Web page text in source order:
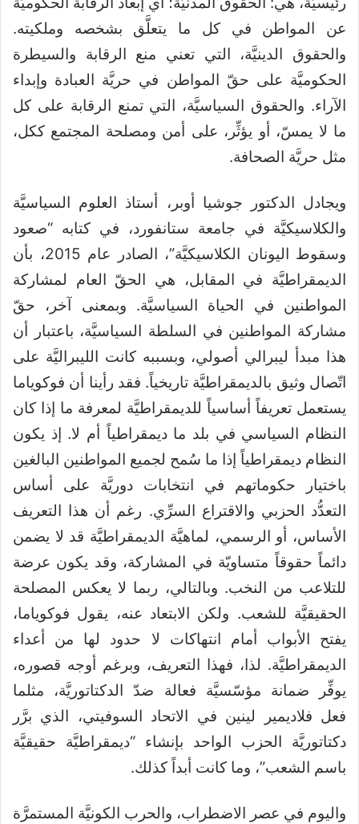
عن المواطن في كل ما يتعلَّق بشخصه وملكيته.
والحقوق الدينيَّة، التي تعني منع الرقابة والسيطرة
الحكوميَّة على حقّ المواطن في حريَّة العبادة وإبداء
الآراء. والحقوق السياسيَّة، التي تمنع الرقابة على كل
ما لا يمسّ، أو يؤثِّر، على أمن ومصلحة المجتمع ككل،
مثل حريَّة الصحافة.
ويجادل الدكتور جوشيا أوبر، أستاذ العلوم السياسيَّة
والكلاسيكيَّة في جامعة ستانفورد، في كتابه “صعود
وسقوط اليونان الكلاسيكيَّة”، الصادر عام 2015، بأن
الديمقراطيَّة في المقابل، هي الحقّ العام لمشاركة
المواطنين في الحياة السياسيَّة. وبمعنى آخر، حقّ
مشاركة المواطنين في السلطة السياسيَّة، باعتبار أن
هذا مبدأ ليبرالي أصولي، وبسببه كانت الليبراليَّة على
اتّصال وثيق بالديمقراطيَّة تاريخياً. فقد رأينا أن فوكوياما
يستعمل تعريفاً أساسياً للديمقراطيَّة لمعرفة ما إذا كان
النظام السياسي في بلد ما ديمقراطياً أم لا. إذ يكون
النظام ديمقراطياً إذا ما سُمح لجميع المواطنين البالغين
باختيار حكوماتهم في انتخابات دوريَّة على أساس
التعدُّد الحزبي والاقتراع السرِّي. رغم أن هذا التعريف
الأساس، أو الرسمي، لماهيَّة الديمقراطيَّة قد لا يضمن
دائماً حقوقاً متساويّة في المشاركة، وقد يكون عرضة
للتلاعب من النخب. وبالتالي، ربما لا يعكس المصلحة
الحقيقيَّة للشعب. ولكن الابتعاد عنه، يقول فوكوياما،
يفتح الأبواب أمام انتهاكات لا حدود لها من أعداء
الديمقراطيَّة. لذا، فهذا التعريف، وبرغم أوجه قصوره،
يوفِّر ضمانة مؤسّسيَّة فعالة ضدّ الدكتاتوريَّة، مثلما
فعل فلاديمير لينين في الاتحاد السوفيتي، الذي برَّر
دكتاتوريَّة الحزب الواحد بإنشاء “ديمقراطيَّة حقيقيَّة
باسم الشعب”، وما كانت أبداً كذلك.
واليوم في عصر الاضطراب، والحرب الكونيَّة المستمرَّة